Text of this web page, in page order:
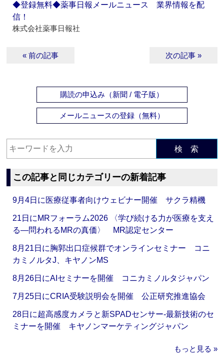
◆登録無料◆薬事日報メールニュース 業界情報を配
信！
株式会社薬事日報社
« 前の記事 次の記事 »
購読の申込み（新聞 / 電子版）
メールニュースの登録（無料）
検 索
この記事と同じカテゴリーの新着記事
9月4日に医療従事者向けウェビナー開催 サクラ精機
21日にMRフォーラム2026 〈学び続ける力が医療を支え
る―問われるMRの真価〉 MR認定センター
8月21日に胸郭出口症候群でオンラインセミナー コニ
カミノルタJ、キヤノンMS
8月26日にAIセミナーを開催 コニカミノルタジャパン
7月25日にCRIA受験説明会を開催 公正研究推進協会
28日に超高感度カメラと新SPADセンサー‐最新技術のセ
ミナーを開催 キヤノンマーケティングジャパン
もっと見る »